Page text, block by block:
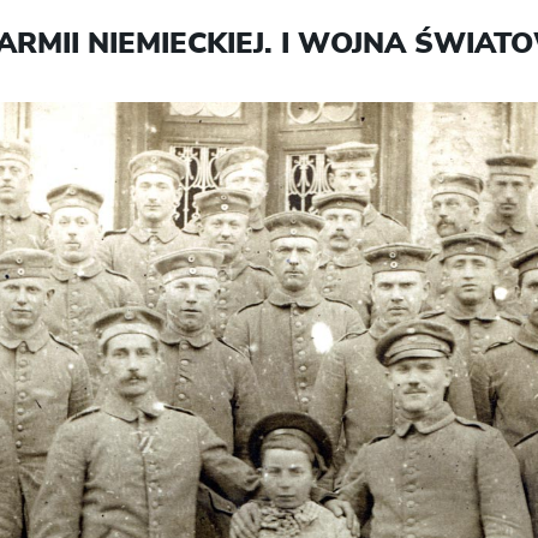
NIEMIECKIEJ. I WOJNA